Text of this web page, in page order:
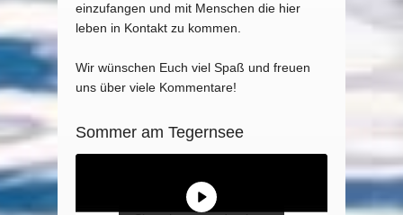
einzufangen und mit Menschen die hier
leben in Kontakt zu kommen.
Wir wünschen Euch viel Spaß und freuen
uns über viele Kommentare!
Sommer am Tegernsee